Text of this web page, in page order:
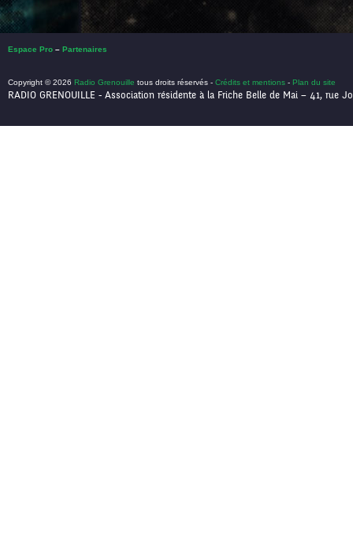
Espace Pro – Partenaires
Copyright © 2026 Radio Grenouille tous droits réservés - Crédits et mentions - Plan du site
RADIO GRENOUILLE - Association résidente à la Friche Belle de Mai – 41, rue